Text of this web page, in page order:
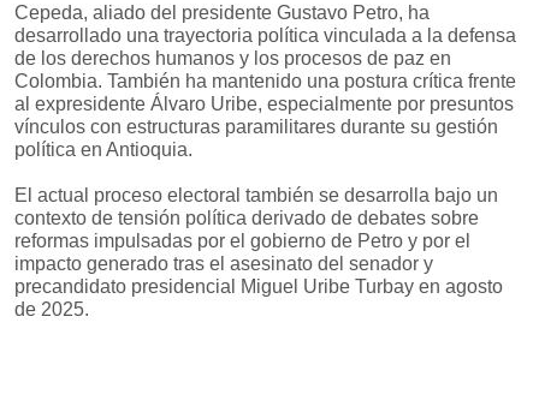
Cepeda, aliado del presidente Gustavo Petro, ha
desarrollado una trayectoria política vinculada a la defensa
de los derechos humanos y los procesos de paz en
Colombia. También ha mantenido una postura crítica frente
al expresidente Álvaro Uribe, especialmente por presuntos
vínculos con estructuras paramilitares durante su gestión
política en Antioquia.
El actual proceso electoral también se desarrolla bajo un
contexto de tensión política derivado de debates sobre
reformas impulsadas por el gobierno de Petro y por el
impacto generado tras el asesinato del senador y
precandidato presidencial Miguel Uribe Turbay en agosto
de 2025.